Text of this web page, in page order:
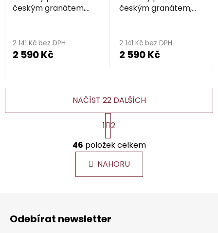
českým granátem,
2 141 Kč bez DPH
2 590 Kč
českým granátem,
2 141 Kč bez DPH
2 590 Kč
O
v
l
á
d
p
NAČÍST 22 DALŠÍCH
S
t
r
á
n
k
1 2
46 položek celkem
NAHORU
Odebírat newsletter